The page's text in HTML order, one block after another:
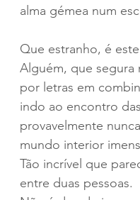
alma gémea num
Que estranho, é
Alguém, que
por letras em
indo ao encontro
provavelmente
mundo interior
Tão incrível que
entre duas pessoas.